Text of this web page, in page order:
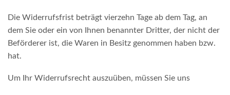
Die Widerrufsfrist beträgt vierzehn Tage ab dem Tag, an
dem Sie oder ein von Ihnen benannter Dritter, der nicht der
Beförderer ist, die Waren in Besitz genommen haben bzw.
hat.
Um Ihr Widerrufsrecht auszuüben, müssen Sie uns